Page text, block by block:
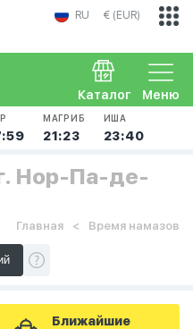
RU € (EUR)
Меню
Каталог
МАГРИБ
21:23
ИША
23:40
Нор-Па-де-
Главная Время намазов
Ближайшие